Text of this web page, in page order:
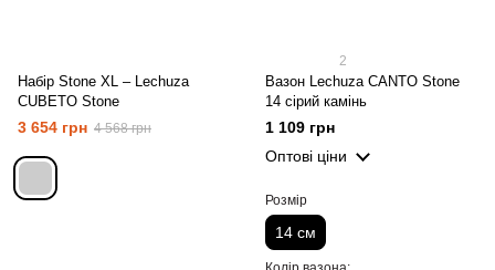
Набір Stone XL – Lechuza
CUBETO Stone
3 654 грн 4 568 грн
2
Вазон Lechuza CANTO Stone
14 сірий камінь
1 109 грн
Оптові ціни
Розмір
14 см